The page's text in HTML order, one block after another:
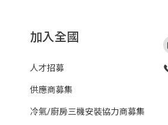
加入全國
人才招募
供應商募集
冷氣/廚房三機安裝協力商募集